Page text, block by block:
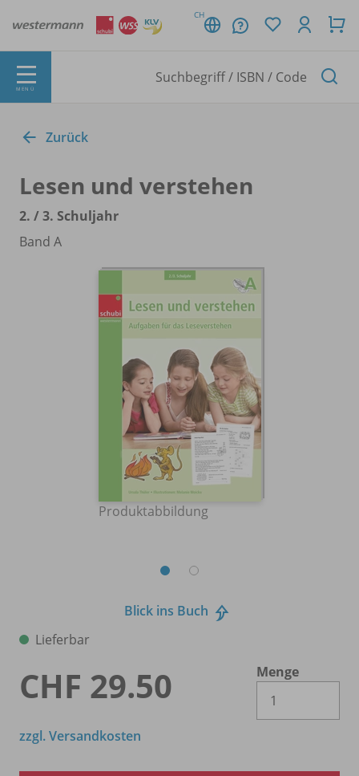
CH
MENÜ
Zurück
Lesen und verstehen
2. /3. Schuljahr
Band A
Produktabbildung
Blick ins Buch
Lieferbar
CHF 29.50
Menge
zzgl. Versandkosten